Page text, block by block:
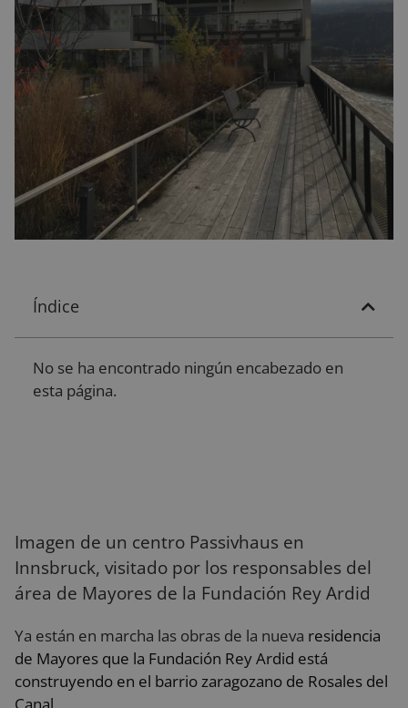
Índice
No se ha encontrado ningún encabezado en
esta página.
Imagen de un centro Passivhaus en
Innsbruck, visitado por los responsables del
área de Mayores de la Fundación Rey Ardid
Ya están en marcha las obras de la nueva residencia
de Mayores que la Fundación Rey Ardid está
construyendo en el barrio zaragozano de Rosales del